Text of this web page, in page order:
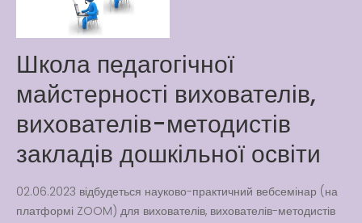
Latter match class
New Friends Everyday at
Школа педагогічної
майстерності вихователів,
вихователів-методистів
закладів дошкільної освіти
02.06.2023 відбудеться науково-практичний вебсемінар (на
платформі ZOOM) для вихователів, вихователів-методистів